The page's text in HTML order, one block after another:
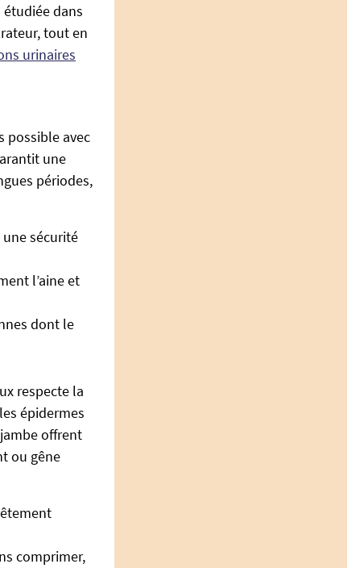
dans
tout en
urinaires
possible avec
une
périodes,
sécurité
l’aine et
dont le
respecte la
épidermes
offrent
ou gêne
comprimer,